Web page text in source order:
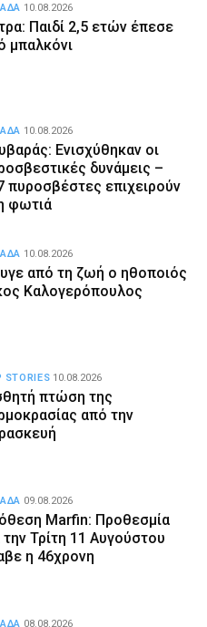
Παιδί 2,5 ετών έπεσε
μπαλκόνι
10.08.2026
Ενισχύθηκαν οι
δυνάμεις –
πυροσβέστες επιχειρούν
φωτιά
10.08.2026
από τη ζωή ο ηθοποιός
Καλογερόπουλος
10.08.2026
πτώση της
από την
STORIES 10.08.2026
Marfin: Προθεσμία
την Τρίτη 11 Αυγούστου
η 46χρονη
09.08.2026
08.08.2026